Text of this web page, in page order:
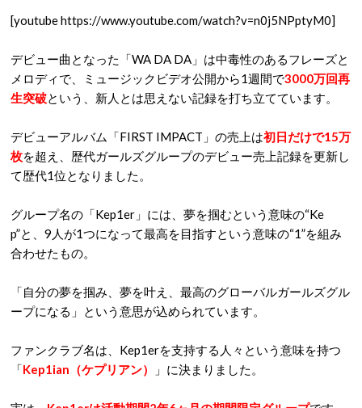
[youtube https://www.youtube.com/watch?v=n0j5NPptyM0]
デビュー曲となった「WA DA DA」は中毒性のあるフレーズと
生突破という、新人とは思えない記録を打ち立てています。
枚 を超え、歴代ガールズグループのデビュー売上記録を更新し
て歴代1位となりました。